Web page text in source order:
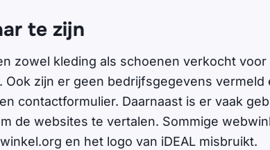
te zijn
zowel kleding als schoenen verkocht
Ook zijn er geen bedrijfsgegevens vermeld
contactformulier. Daarnaast is er vaak
de websites te vertalen. Sommige
en het logo van iDEAL misbruikt.